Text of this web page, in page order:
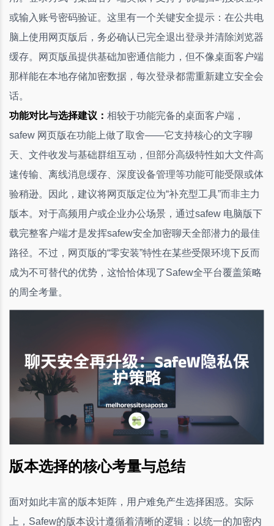
或输入账号密码验证。这里有一个关键安全提示：在公共电
脑上使用网页版后，务必确认已完全退出登录并清除浏览器
缓存。网页版虽提供基础加密通信能力，但不像桌面客户端
那样能在本地存储加密数据，每次登录都需重新建立安全会
话。
功能对比与选择建议： 相较于功能完备的桌面客户端，
safew 网页版在功能上做了取舍——它支持核心的文字聊
天、文件收发与基础群组互动，但部分高级特性如大文件高
速传输、离线消息缓存、深度设备管理等功能可能受限或体
验稍逊。因此，建议将网页版定位为“补充型工具”而非主力
版本。对于高频用户或企业办公场景，通过safew 电脑版下
载完整客户端才是发挥safew安全加密聊天全部潜力的最佳
路径。不过，网页版的“零安装”特性在某些受限环境下反而
成为不可替代的优势，这恰恰体现了Safew全平台覆盖策略
的周全考量。
版本选择的核心考量与总结
面对如此丰富的版本矩阵，用户难免产生选择困惑。实际
上，Safew的版本设计遵循着清晰的逻辑：以统一的加密内